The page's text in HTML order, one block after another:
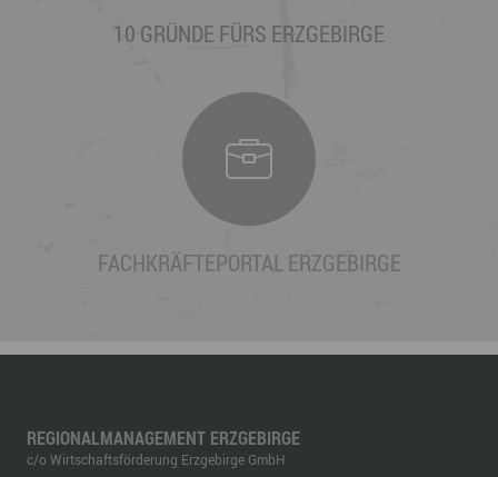
10 GRÜNDE FÜRS ERZGEBIRGE
FACHKRÄFTEPORTAL ERZGEBIRGE
REGIONALMANAGEMENT ERZGEBIRGE
c/o Wirtschaftsförderung Erzgebirge GmbH